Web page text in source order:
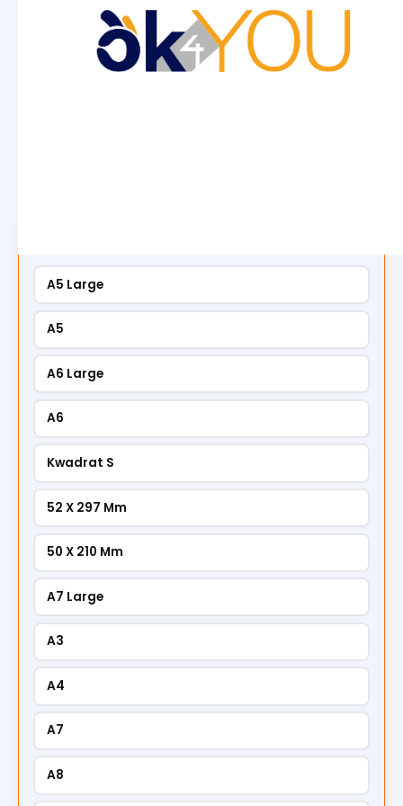
kosza. One przyciągają wzrok i zamieniają
ciekawość w... klienta! Dzięki wysokiej jakości druku,
otrzymuję mały nośnik wielkich wiadomości o
A5 Large
A5
A6 Large
A6
Kwadrat S
52 X 297 Mm
50 X 210 Mm
A7 Large
A3
A4
A7
A8